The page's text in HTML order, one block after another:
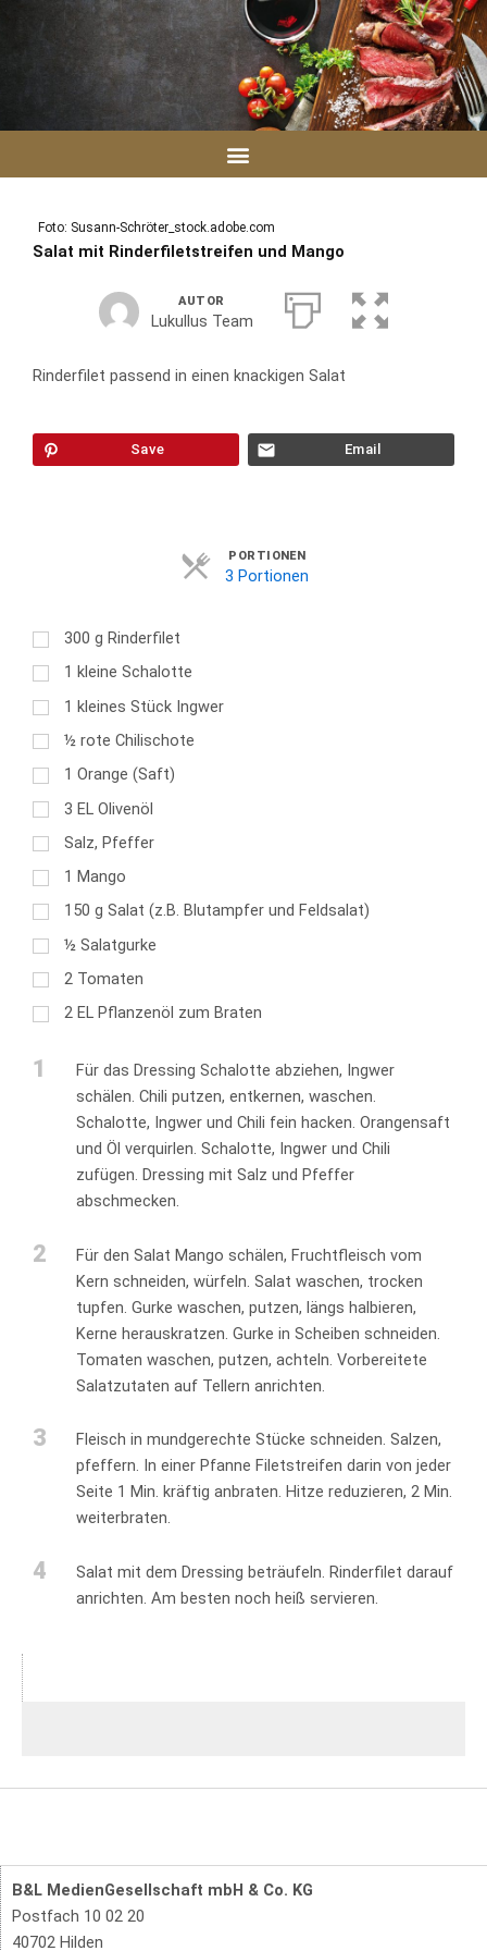
Foto: Susann-Schröter_stock.adobe.com
Salat mit Rinderfiletstreifen und Mango
AUTOR
Lukullus Team
Rinderfilet passend in einen knackigen Salat
Save Email
PORTIONEN
3 Portionen
300 g Rinderfilet
1 kleine Schalotte
1 kleines Stück Ingwer
½ rote Chilischote
1 Orange (Saft)
3 EL Olivenöl
Salz, Pfeffer
1 Mango
150 g Salat (z.B. Blutampfer und Feldsalat)
½ Salatgurke
2 Tomaten
2 EL Pflanzenöl zum Braten
1
Für das Dressing Schalotte abziehen, Ingwer
schälen. Chili putzen, entkernen, waschen.
Schalotte, Ingwer und Chili fein hacken. Orangensaft
und Öl verquirlen. Schalotte, Ingwer und Chili
zufügen. Dressing mit Salz und Pfeffer
abschmecken.
2
Für den Salat Mango schälen, Fruchtfleisch vom
Kern schneiden, würfeln. Salat waschen, trocken
tupfen. Gurke waschen, putzen, längs halbieren,
Kerne herauskratzen. Gurke in Scheiben schneiden.
Tomaten waschen, putzen, achteln. Vorbereitete
Salatzutaten auf Tellern anrichten.
3
Fleisch in mundgerechte Stücke schneiden. Salzen,
pfeffern. In einer Pfanne Filetstreifen darin von jeder
Seite 1 Min. kräftig anbraten. Hitze reduzieren, 2 Min.
weiterbraten.
4
Salat mit dem Dressing beträufeln. Rinderfilet darauf
anrichten. Am besten noch heiß servieren.
B&L MedienGesellschaft mbH & Co. KG
Postfach 10 02 20
40702 Hilden